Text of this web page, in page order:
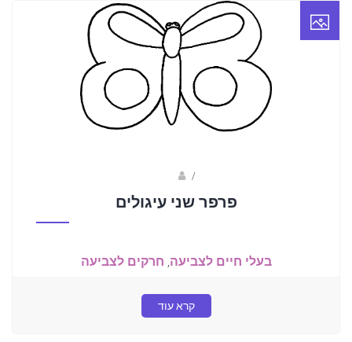
/
פרפר שני עיגולים
בעלי חיים לצביעה, חרקים לצביעה
קרא עוד